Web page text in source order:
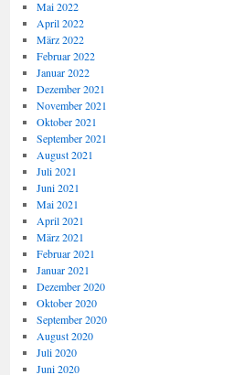
Mai 2022
April 2022
März 2022
Februar 2022
Januar 2022
Dezember 2021
November 2021
Oktober 2021
September 2021
August 2021
Juli 2021
Juni 2021
Mai 2021
April 2021
März 2021
Februar 2021
Januar 2021
Dezember 2020
Oktober 2020
September 2020
August 2020
Juli 2020
Juni 2020